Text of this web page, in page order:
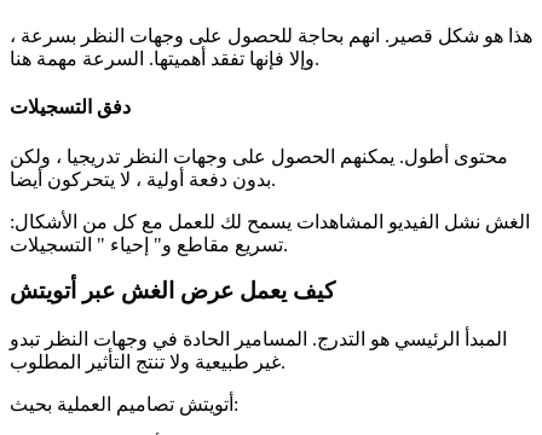
هذا هو شكل قصير. انهم بحاجة للحصول على وجهات النظر بسرعة ،
وإلا فإنها تفقد أهميتها. السرعة مهمة هنا.
دفق التسجيلات
محتوى أطول. يمكنهم الحصول على وجهات النظر تدريجيا ، ولكن
بدون دفعة أولية ، لا يتحركون أيضا.
الغش نشل الفيديو المشاهدات يسمح لك للعمل مع كل من الأشكال:
تسريع مقاطع و" إحياء " التسجيلات.
كيف يعمل عرض الغش عبر أتويتش
المبدأ الرئيسي هو التدرج. المسامير الحادة في وجهات النظر تبدو
غير طبيعية ولا تنتج التأثير المطلوب.
أتويتش تصاميم العملية بحيث: